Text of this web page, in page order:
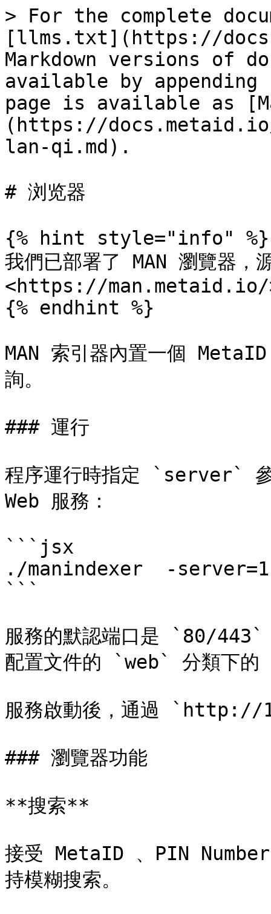
> For the complete
[llms.txt](https://
Markdown versions of
available by
page is available as
(https://
lan-qi.md).
# 浏览器
{% hint style="info" %}
我們已部署了 MAN 瀏覽器
<https://man.metaid.io/
{% endhint %}
MAN 索引器內置一個
詢。
### 運行
程序運行時指定 `server`
Web 服務：
```jsx
./manindexer  -
```
服務的默認端口是 `80/443`
配置文件的 `web` 分類下
服務啟動後，通過
### 瀏覽器功能
**搜索**
接受 MetaID 、PIN
持模糊搜索。